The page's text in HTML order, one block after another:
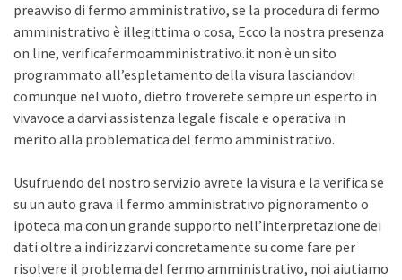
preavviso di fermo amministrativo, se la procedura di fermo
amministrativo è illegittima o cosa, Ecco la nostra presenza
on line, verificafermoamministrativo.it non è un sito
programmato all’espletamento della visura lasciandovi
comunque nel vuoto, dietro troverete sempre un esperto in
vivavoce a darvi assistenza legale fiscale e operativa in
merito alla problematica del fermo amministrativo.
Usufruendo del nostro servizio avrete la visura e la verifica se
su un auto grava il fermo amministrativo pignoramento o
ipoteca ma con un grande supporto nell’interpretazione dei
dati oltre a indirizzarvi concretamente su come fare per
risolvere il problema del fermo amministrativo, noi aiutiamo